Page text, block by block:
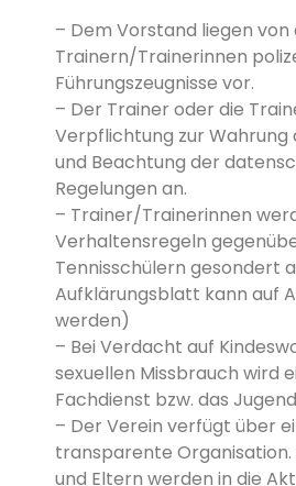
– Dem Vorstand liegen von
Trainern/Trainerinnen
Führungszeugnisse vor.
– Der Trainer oder die
Verpflichtung zur
und Beachtung der
Regelungen an.
– Trainer/Trainerinnen
Verhaltensregeln
Tennisschülern gesondert
Aufklärungsblatt kann auf
werden)
– Bei Verdacht auf
sexuellen Missbrauch wird
Fachdienst bzw. das
– Der Verein verfügt über
transparente Organisation.
und Eltern werden in die